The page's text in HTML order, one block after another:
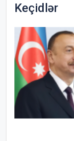
Keçidlər